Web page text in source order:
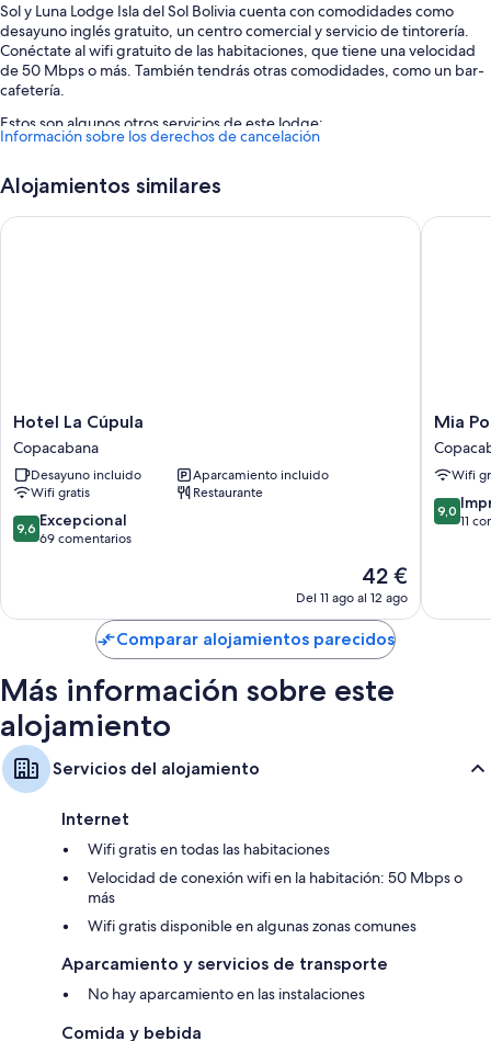
Sol y Luna Lodge Isla del Sol Bolivia cuenta con comodidades como
desayuno inglés gratuito, un centro comercial y servicio de tintorería.
Conéctate al wifi gratuito de las habitaciones, que tiene una velocidad
de 50 Mbps o más. También tendrás otras comodidades, como un bar-
cafetería.
Estos son algunos otros servicios de este lodge:
Características de la habitación
Todas las habitaciones en Sol y Luna Lodge Isla del Sol Bolivia ofrecen
Información sobre los derechos de cancelación
Alojamientos similares
Hotel
La
Cúpula
Copacabana
Hotel La Cúpula
Copacabana
Desayuno incluido
Aparcamiento incluido
Wifi gratis
Restaurante
9.6
sobre
9,6 Excepcional
69 comentarios
El
precio
actual
es
de
42 €
Del 11 ago al 12 ago
Hotel La Cúpula
Mia
Posada
Mia
Wifi
9.0
sobre
9,0
11
Mia
Comparar alojamientos parecidos
Más información sobre este
alojamiento
Servicios del alojamiento
Internet
Wifi gratis en todas las habitaciones
Velocidad de conexión wifi en la habitación: 50 Mbps o
más
Wifi gratis disponible en algunas zonas comunes
Aparcamiento y servicios de transporte
No hay aparcamiento en las instalaciones
Comida y bebida